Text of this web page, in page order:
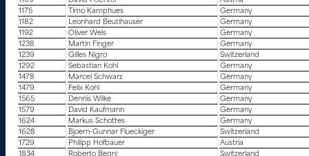
1175
Timo Kamphues
Germany
1182
Leonhard Beutlhauser
Germany
1192
Oliver Weis
Germany
1238
Martin Finger
Germany
1239
Gilles Nigro
Switzerland
1292
Sebastian Kohl
Germany
1478
Marcel Schwarz
Germany
1479
Felix Kohl
Germany
1565
Dennis Wilke
Germany
1579
David Kaufmann
Germany
1624
Markus Schottes
Germany
1628
Bjoern-Gunnar Flueckiger
Switzerland
1729
Philipp Hofbauer
Austria
1834
Roberto Begni
Switzerland